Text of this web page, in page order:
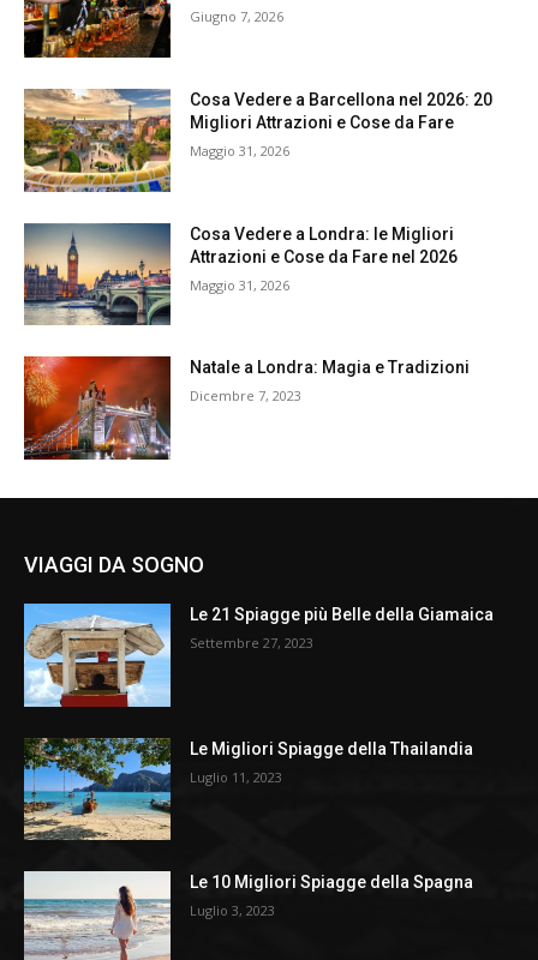
Giugno 7, 2026
Cosa Vedere a Barcellona nel 2026: 20
Migliori Attrazioni e Cose da Fare
Maggio 31, 2026
Cosa Vedere a Londra: le Migliori
Attrazioni e Cose da Fare nel 2026
Maggio 31, 2026
Natale a Londra: Magia e Tradizioni
Dicembre 7, 2023
VIAGGI DA SOGNO
Le 21 Spiagge più Belle della Giamaica
Settembre 27, 2023
Le Migliori Spiagge della Thailandia
Luglio 11, 2023
Le 10 Migliori Spiagge della Spagna
Luglio 3, 2023